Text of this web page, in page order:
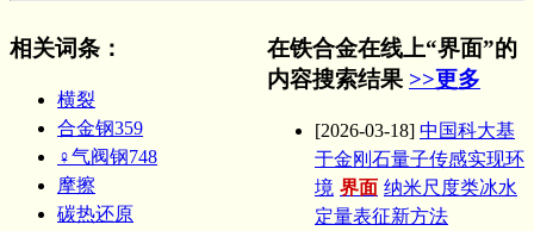
相关词条 ：
横裂
合金钢359
♀气阀钢748
摩擦
碳热还原
在铁合金在线上“界面”的
内容搜索结果 >>更多
[2026-03-18] 中国科大基
于金刚石量子传感实现环
境 界面 纳米尺度类冰水
定量表征新方法